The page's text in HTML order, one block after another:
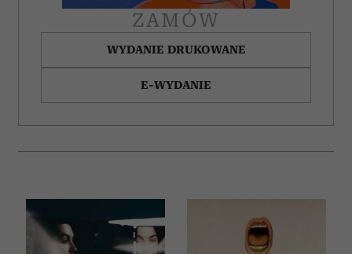
ZAMÓW
WYDANIE DRUKOWANE
E-WYDANIE